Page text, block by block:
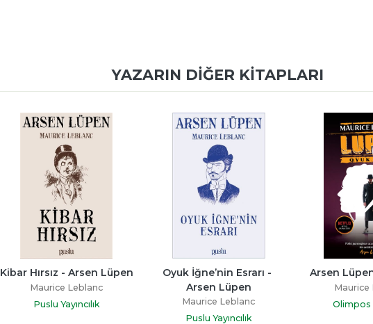
YAZARIN DIĞER KITAPLARI
Kibar Hırsız - Arsen Lüpen
Maurice Leblanc
Puslu Yayıncılık
Oyuk İğne’nin Esrarı -
Arsen Lüpen
Maurice Leblanc
Puslu Yayıncılık
Arsen
Maurice
Olimpos